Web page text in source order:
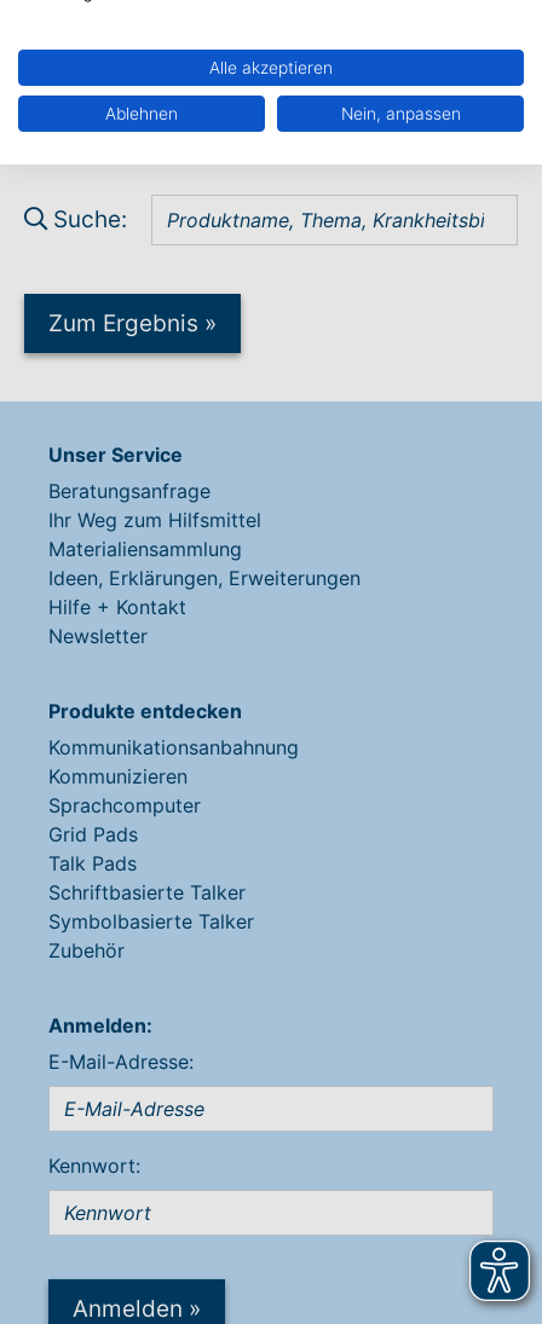
Zur Beratungsanfrage
Suche:
Zum Ergebnis »
Unser Service
Beratungsanfrage
Ihr Weg zum Hilfsmittel
Materialiensammlung
Ideen, Erklärungen, Erweiterungen
Hilfe + Kontakt
Newsletter
Produkte entdecken
Kommunikationsanbahnung
Kommunizieren
Sprachcomputer
Grid Pads
Talk Pads
Schriftbasierte Talker
Symbolbasierte Talker
Zubehör
Anmelden:
E-Mail-Adresse:
Kennwort:
Anmelden »
Alle akzeptieren
Ablehnen Nein, anpassen